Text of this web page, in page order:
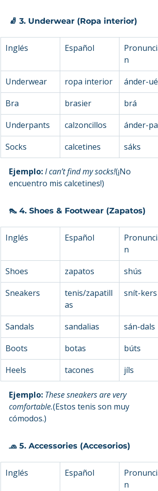
🧦 3. Underwear (Ropa interior)
Inglés Español
n
Underwear
ropa interior
ánder-uér
Bra
brasier
brá
Underpants
calzoncillos
ánder-
Socks
calcetines sáks
Ejemplo: I can’t find my socks!(¡No
encuentro mis calcetines!)
👠 4. Shoes & Footwear (Zapatos)
Inglés Español
n
Shoes
zapatos
shús
Sneakers
tenis/zapatill
as
snít-kers
Sandals sandalias
sán-dals
Boots
botas
búts
Heels
tacones jíls
Ejemplo: These sneakers are very
comfortable.(Estos tenis son muy
cómodos.)
🧢 5. Accessories (Accesorios)
Inglés Español
n